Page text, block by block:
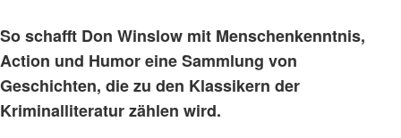
So schafft Don Winslow mit Menschenkenntnis,
Action und Humor eine Sammlung von
Geschichten, die zu den Klassikern der
Kriminalliteratur zählen wird.